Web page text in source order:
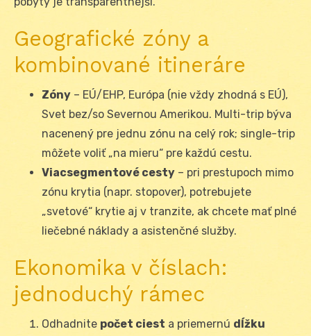
Geografické zóny a
kombinované itineráre
Zóny – EÚ/EHP, Európa (nie vždy zhodná s EÚ),
Svet bez/so Severnou Amerikou. Multi-trip býva
nacenený pre jednu zónu na celý rok; single-trip
môžete voliť „na mieru“ pre každú cestu.
Viacsegmentové cesty – pri prestupoch mimo
zónu krytia (napr. stopover), potrebujete
„svetové“ krytie aj v tranzite, ak chcete mať plné
liečebné náklady a asistenčné služby.
Ekonomika v číslach:
jednoduchý rámec
Odhadnite počet ciest a priemernú dĺžku